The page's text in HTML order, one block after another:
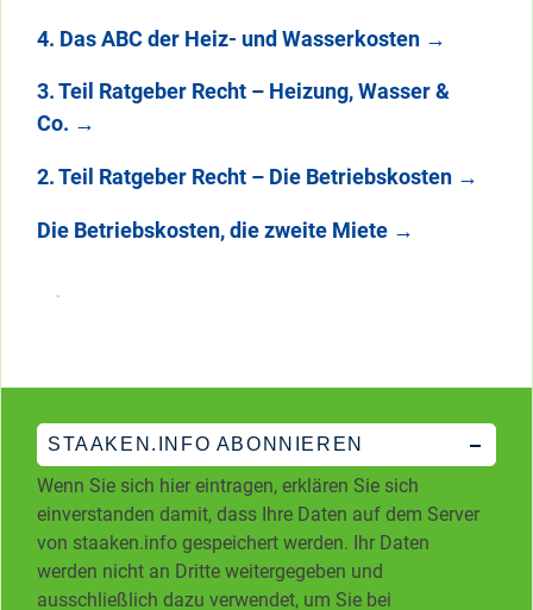
4. Das ABC der Heiz- und Wasserkosten →
3. Teil Ratgeber Recht – Heizung, Wasser &
Co. →
2. Teil Ratgeber Recht – Die Betriebskosten →
Die Betriebskosten, die zweite Miete →
STAAKEN.INFO ABONNIEREN
Wenn Sie sich hier eintragen, erklären Sie sich
einverstanden damit, dass Ihre Daten auf dem Server
von staaken.info gespeichert werden. Ihr Daten
werden nicht an Dritte weitergegeben und
ausschließlich dazu verwendet, um Sie bei